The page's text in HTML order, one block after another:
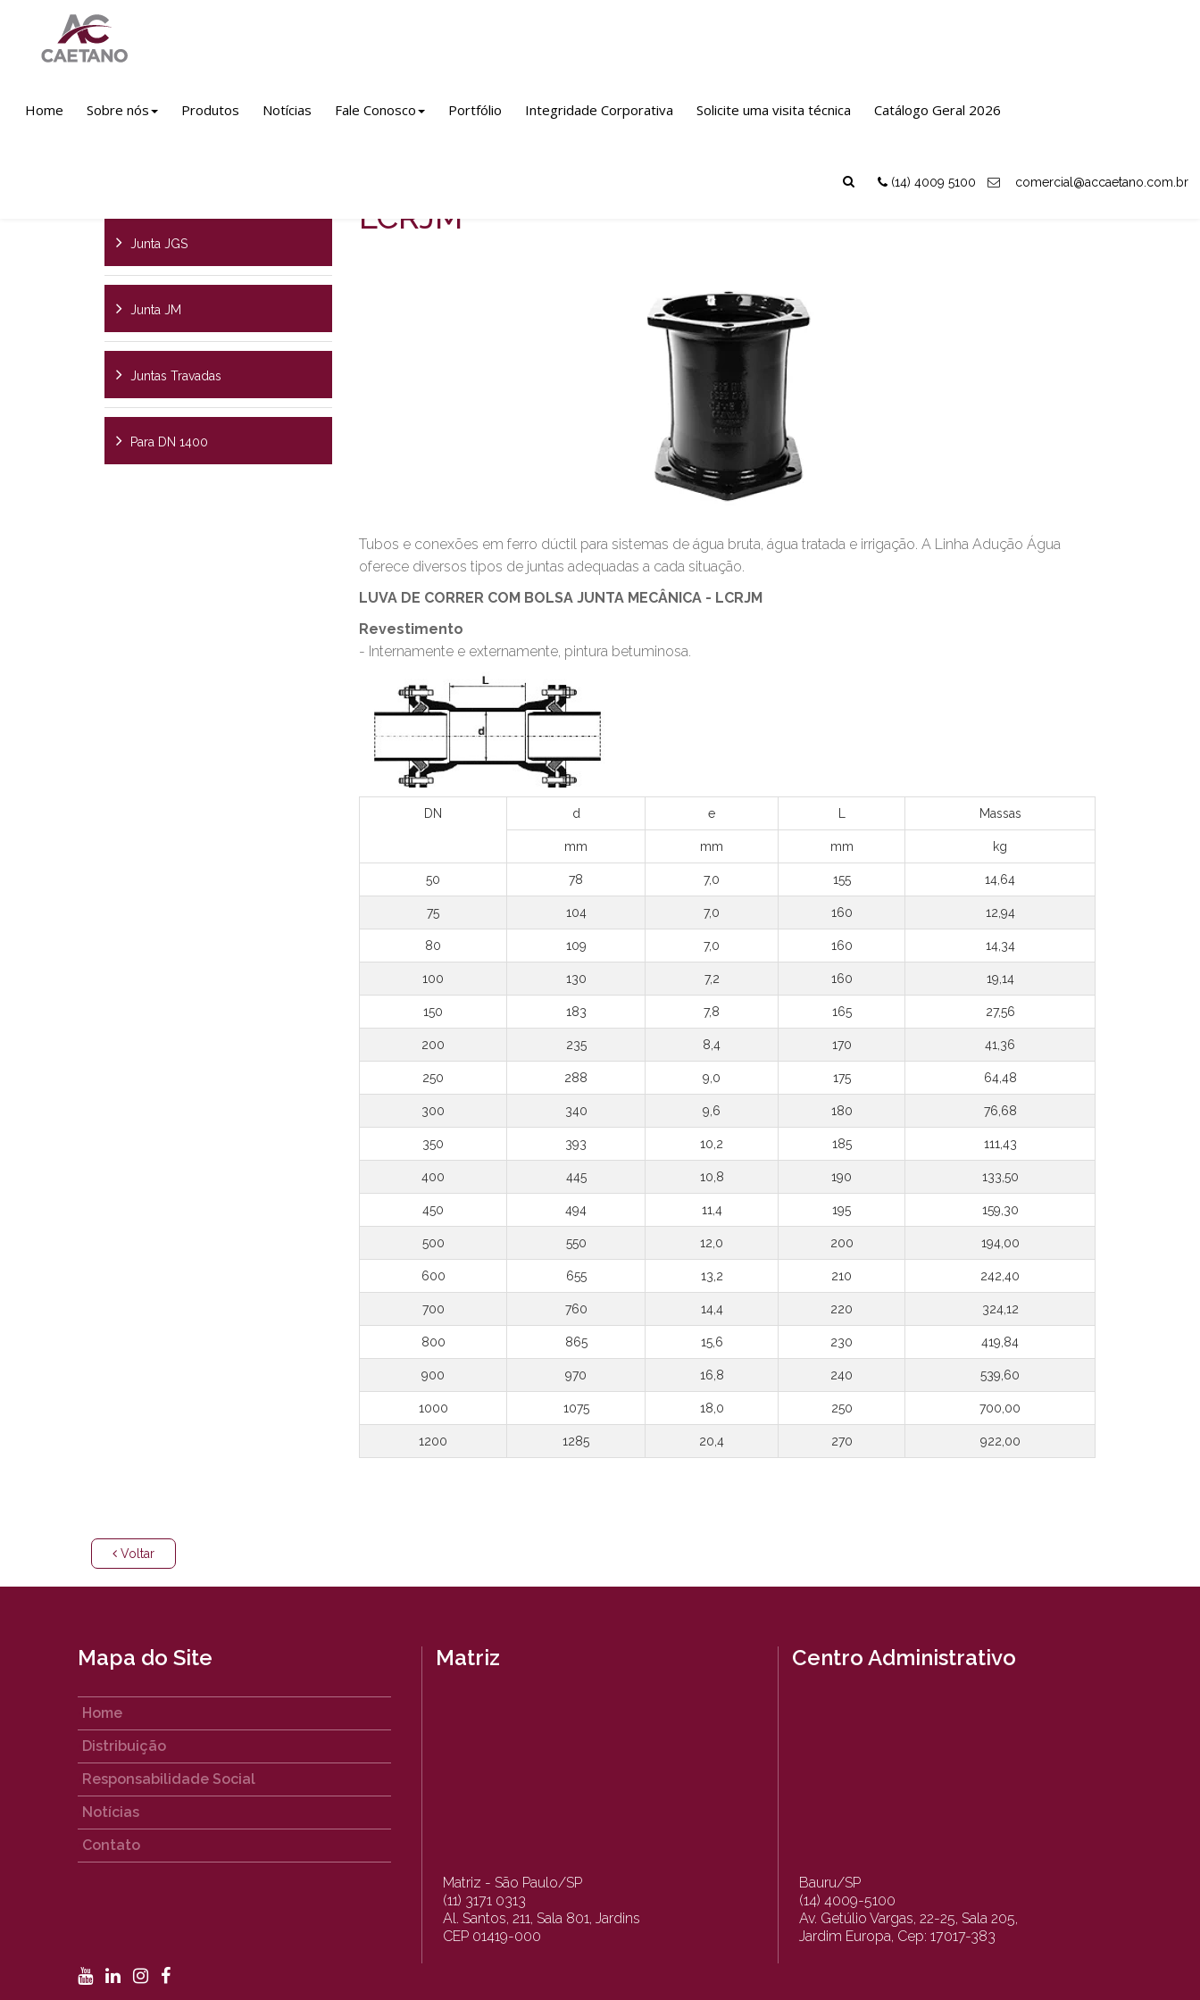
Home Sobre nós Produtos Notícias Fale Conosco Portfólio Integridade Corporativa Solicite uma visita técnica Catálogo Geral 2026
(14) 4009 5100 comercial@accaetano.com.br
Junta JGS
Junta JM
Juntas Travadas
Para DN 1400
Voltar
Luva de Correr com Bolsa Junta Mecânica
LCRJM
Tubos e conexões em ferro dúctil para sistemas de água bruta, água tratada e irrigação. A Linha Adução Água
oferece diversos tipos de juntas adequadas a cada situação.
LUVA DE CORRER COM BOLSA JUNTA MECÂNICA - LCRJM
Revestimento
- Internamente e externamente, pintura betuminosa.
DN d e Massas
mm mm mm kg
50 78 7,0 155 14,64
75 104 7,0 160 12,94
80 109 7,0 160 14,34
100 130 7,2 160 19,14
150 183 7,8 165 27,56
200 235 8,4 170 41,36
250 288 9,0 175 64,48
300 340 9,6 180 76,68
350 393 10,2 185 111,43
400 445 10,8 190 133,50
450 494 11,4 195 159,30
500 550 12,0 200 194,00
600 655 13,2 210 242,40
700 760 14,4 220 324,12
800 865 15,6 230 419,84
900 970 16,8 240 539,60
1000 1075 18,0 250 700,00
1200 1285 20,4 270 922,00
Voltar
Mapa do Site
Home
Distribuição
Responsabilidade Social
Notícias
Contato
Matriz
Matriz - São Paulo/SP
(11) 3171 0313
Al. Santos, 211, Sala 801, Jardins
CEP 01419-000
Centro Administrativo
Bauru/SP
(14) 4009-5100
Av. Getúlio Vargas, 22-25, Sala 205,
Jardim Europa, Cep: 17017-383